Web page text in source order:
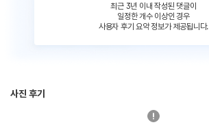
최근 3년 이내 작성된 댓글이
일정한 개수 이상인 경우
사용자 후기 요약 정보가 제공됩니다.
사진 후기